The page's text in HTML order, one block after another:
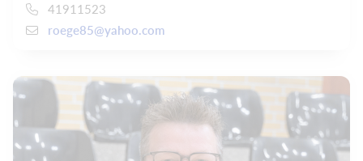
41911523
roege85@yahoo.com